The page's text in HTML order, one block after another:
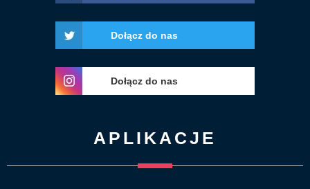
Dołącz do nas
Dołącz do nas
APLIKACJE